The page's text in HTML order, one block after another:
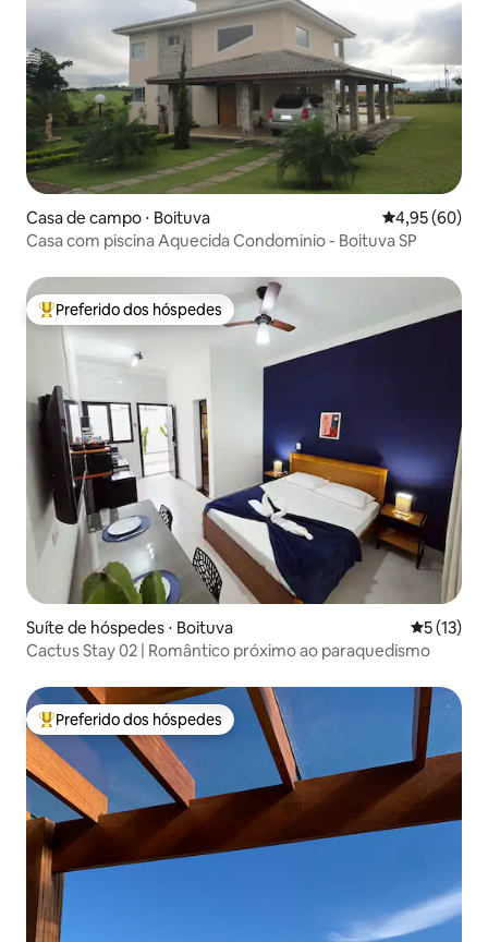
Casa de campo ⋅ Boituva 4,95 de uma
4,95 (60)
Casa com piscina Aquecida Condominio - Boituva SP
Entre os melhores preferidos dos hóspedes
Preferido dos hóspedes
Suíte de hóspedes ⋅ Boituva 5 de uma
5 (13)
Cactus Stay 02 | Romântico próximo ao paraquedismo
Entre os melhores preferidos dos hóspedes
Preferido dos hóspedes